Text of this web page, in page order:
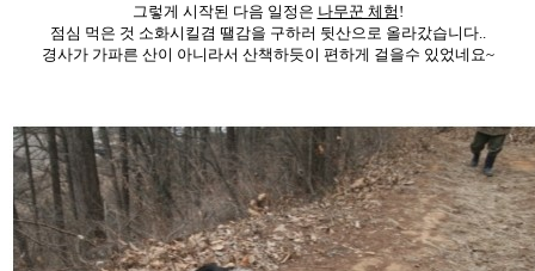
그렇게 시작된 다음 일정은 나무꾼 체험 !
점심 먹은 것 소화시킬겸 땔감을 구하러 뒷산으로 올라갔습니다..
경사가 가파른 산이 아니라서 산책하듯이 편하게 걸을수 있었네요~